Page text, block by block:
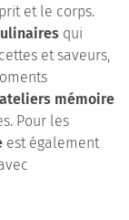
et le corps.
qui
et saveurs,
ateliers mémoire
Pour les
est également